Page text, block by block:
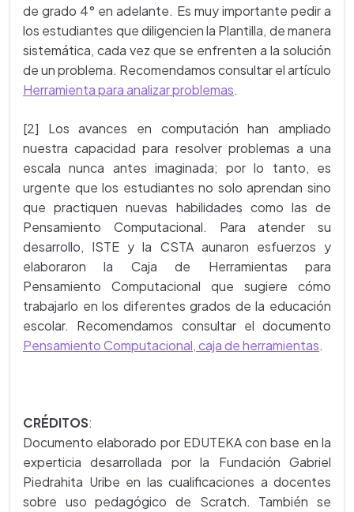
de grado 4° en adelante. Es muy importante pedir a
los estudiantes que diligencien la Plantilla, de manera
sistemática, cada vez que se enfrenten a la solución
de un problema. Recomendamos consultar el artículo
Herramienta para analizar problemas.
[2] Los avances en computación han ampliado
nuestra capacidad para resolver problemas a una
escala nunca antes imaginada; por lo tanto, es
urgente que los estudiantes no solo aprendan sino
que practiquen nuevas habilidades como las de
Pensamiento Computacional. Para atender su
desarrollo, ISTE y la CSTA aunaron esfuerzos y
elaboraron la Caja de Herramientas para
Pensamiento Computacional que sugiere cómo
trabajarlo en los diferentes grados de la educación
escolar. Recomendamos consultar el documento
Pensamiento Computacional, caja de herramientas.
CRÉDITOS:
Documento elaborado por EDUTEKA con base en la
experticia desarrollada por la Fundación Gabriel
Piedrahita Uribe en las cualificaciones a docentes
sobre uso pedagógico de Scratch. También se